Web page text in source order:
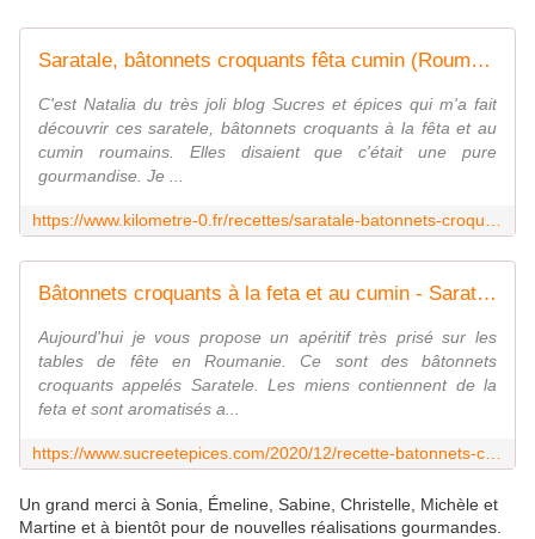
Saratale, bâtonnets croquants fêta cumin (Roumanie)
C'est Natalia du très joli blog Sucres et épices qui m'a fait
découvrir ces saratele, bâtonnets croquants à la fêta et au
cumin roumains. Elles disaient que c'était une pure
gourmandise. Je ...
Bâtonnets croquants à la feta et au cumin - Saratele - www.sucreetepices.com
Aujourd'hui je vous propose un apéritif très prisé sur les
tables de fête en Roumanie. Ce sont des bâtonnets
croquants appelés Saratele. Les miens contiennent de la
feta et sont aromatisés a...
Un grand merci à Sonia, Émeline, Sabine, Christelle, Michèle et
Martine et à bientôt pour de nouvelles réalisations gourmandes.